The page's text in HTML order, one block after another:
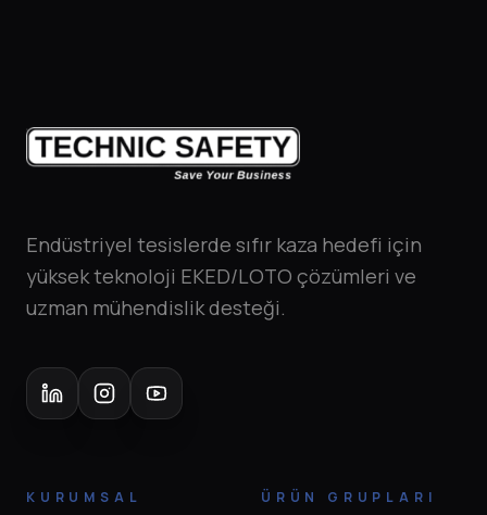
Endüstriyel tesislerde sıfır kaza hedefi için
yüksek teknoloji EKED/LOTO çözümleri ve
uzman mühendislik desteği.
KURUMSAL ÜRÜN GRUPLARI